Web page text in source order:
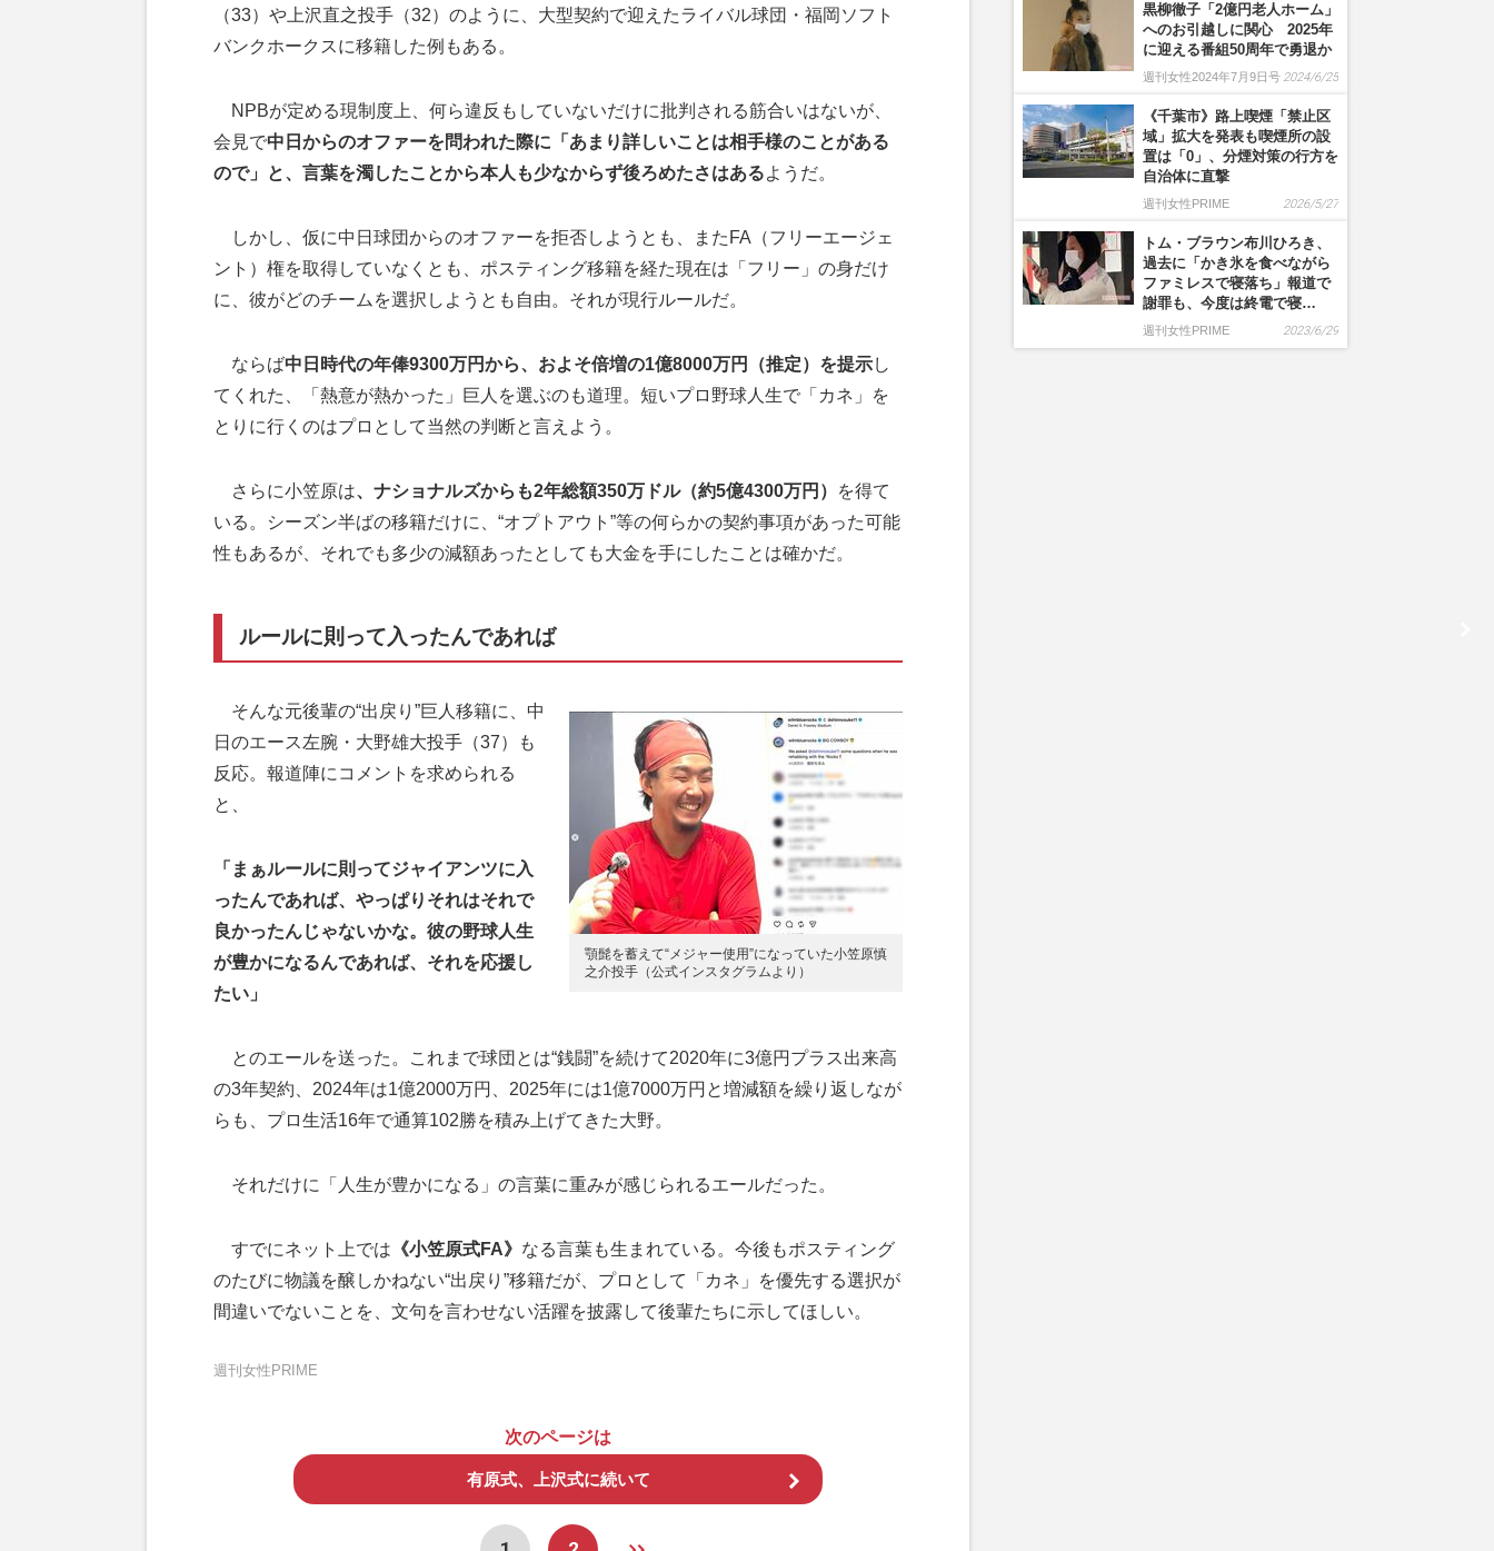
（33）や上沢直之投手（32）のように、大型契約で迎えたライバル球団・福岡ソフト
バンクホークスに移籍した例もある。
NPBが定める現制度上、何ら違反もしていないだけに批判される筋合いはないが、
会見で中日からのオファーを問われた際に「あまり詳しいことは相手様のことがある
ので」と、言葉を濁したことから本人も少なからず後ろめたさはあるようだ。
しかし、仮に中日球団からのオファーを拒否しようとも、またFA（フリーエージェ
ント）権を取得していなくとも、ポスティング移籍を経た現在は「フリー」の身だけ
に、彼がどのチームを選択しようとも自由。それが現行ルールだ。
ならば中日時代の年俸9300万円から、およそ倍増の1億8000万円（推定）を提示し
てくれた、「熱意が熱かった」巨人を選ぶのも道理。短いプロ野球人生で「カネ」を
とりに行くのはプロとして当然の判断と言えよう。
さらに小笠原は、ナショナルズからも2年総額350万ドル（約5億4300万円）
を得て
いる。シーズン半ばの移籍だけに、“オプトアウト”等の何らかの契約事項があった可能
性もあるが、それでも多少の減額あったとしても大金を手にしたことは確かだ。
ルールに則って入ったんであれば
顎髭を蓄えて“メジャー使用”になっていた小笠原慎
之介投手（公式インスタグラムより）
そんな元後輩の“出戻り”巨人移籍に、中
日のエース左腕・大野雄大投手（37）も
反応。報道陣にコメントを求められる
と、
「まぁルールに則ってジャイアンツに入
ったんであれば、やっぱりそれはそれで
良かったんじゃないかな。彼の野球人生
が豊かになるんであれば、それを応援し
たい」
とのエールを送った。これまで球団とは“銭闘”を続けて2020年に3億円プラス出来高
の3年契約、2024年は1億2000万円、2025年には1億7000万円と増減額を繰り返しなが
らも、プロ生活16年で通算102勝を積み上げてきた大野。
それだけに「人生が豊かになる」の言葉に重みが感じられるエールだった。
すでにネット上では 《小笠原式FA》 なる言葉も生まれている。今後もポスティング
のたびに物議を醸しかねない“出戻り”移籍だが、プロとして「カネ」を優先する選択が
間違いでないことを、文句を言わせない活躍を披露して後輩たちに示してほしい。
週刊女性PRIME
次のページは
有原式、上沢式に続いて
黒柳徹子「2億円老人ホーム」
へのお引越しに関心 2025年
に迎える番組50周年で勇退か
週刊女性2024年7月9日号 2024/6/25
《千葉市》路上喫煙「禁止区
域」拡大を発表も喫煙所の設
置は「0」、分煙対策の行方を
自治体に直撃
週刊女性PRIME 2026/5/27
トム・ブラウン布川ひろき、
過去に「かき氷を食べながら
ファミレスで寝落ち」報道で
謝罪も、今度は終電で寝…
週刊女性PRIME 2023/6/29